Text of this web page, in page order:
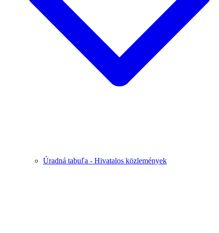
Úradná tabuľa - Hivatalos közlemények